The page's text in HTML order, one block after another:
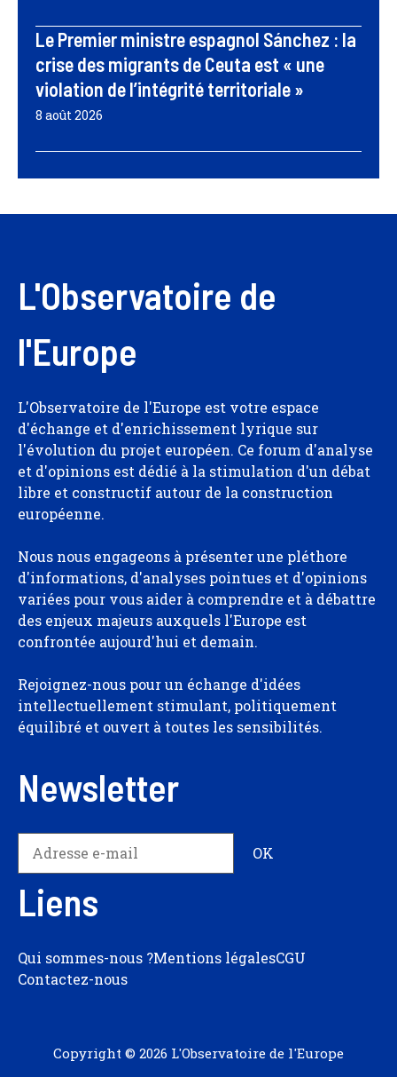
Le Premier ministre espagnol Sánchez : la
crise des migrants de Ceuta est « une
violation de l’intégrité territoriale »
8 août 2026
L'Observatoire de
l'Europe
L'Observatoire de l'Europe est votre espace
d'échange et d'enrichissement lyrique sur
l'évolution du projet européen. Ce forum d'analyse
et d'opinions est dédié à la stimulation d'un débat
libre et constructif autour de la construction
européenne.
Nous nous engageons à présenter une pléthore
d'informations, d'analyses pointues et d'opinions
variées pour vous aider à comprendre et à débattre
des enjeux majeurs auxquels l'Europe est
confrontée aujourd'hui et demain.
Rejoignez-nous pour un échange d'idées
intellectuellement stimulant, politiquement
équilibré et ouvert à toutes les sensibilités.
Newsletter
Liens
Qui sommes-nous ?Mentions légalesCGU
Contactez-nous
Copyright © 2026 L'Observatoire de l'Europe